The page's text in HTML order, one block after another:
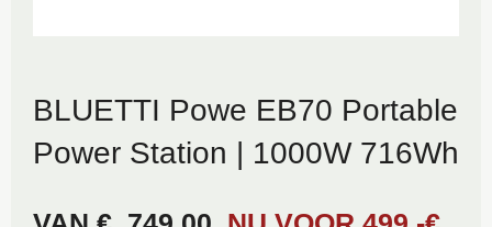
BLUETTI Powe EB70 Portable
Power Station | 1000W 716Wh